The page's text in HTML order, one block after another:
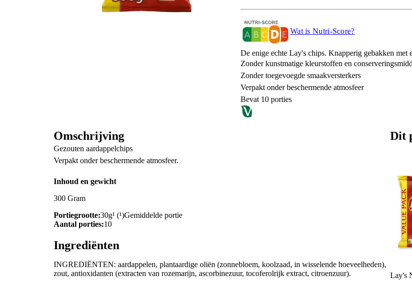
Wat is Nutri-Score?
De enige echte Lay's chips. Knapperig gebakken met
Zonder kunstmatige kleurstoffen en
Zonder toegevoegde smaakversterkers
Verpakt onder beschermende atmosfeer
Bevat 10 porties
Omschrijving
Gezouten aardappelchips
Verpakt onder beschermende atmosfeer.
Inhoud en gewicht
300 Gram
Portiegrootte:30g¹ (¹)Gemiddelde portie
Aantal porties:10
Ingrediënten
INGREDIËNTEN: aardappelen, plantaardige oliën (zonnebloem, koolzaad, in wisselende hoeveelheden),
zout, antioxidanten (extracten van rozemarijn, ascorbinezuur, tocoferolrijk extract, citroenzuur).
Dit
Lay's